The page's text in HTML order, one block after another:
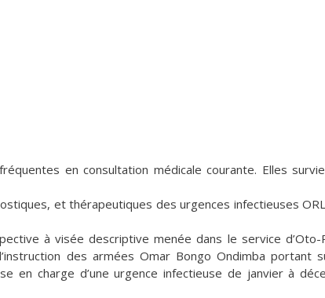
en consultation médicale courante. Elles
et thérapeutiques des urgences infectieuses
à visée descriptive menée dans le service d’Oto-
des armées Omar Bongo Ondimba portant
en charge d’une urgence infectieuse de janvier à